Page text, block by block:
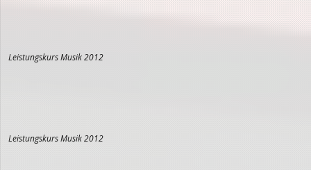
Leistungskurs Musik 2012
Leistungskurs Musik 2012